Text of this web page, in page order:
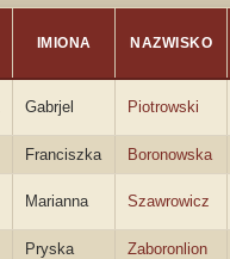
IMIONA NAZWISKO
Gabrjel Piotrowski
Franciszka Boronowska
Marianna Szawrowicz
Pryska Zaboronlion